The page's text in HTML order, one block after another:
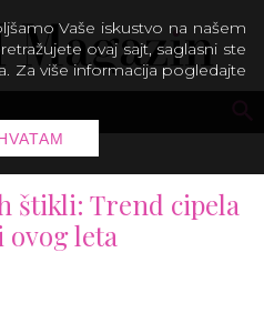
štikli: Trend cipela
leta
Vaše iskustvo na našem
ovaj sajt, saglasni ste
Za više informacija pogledajte